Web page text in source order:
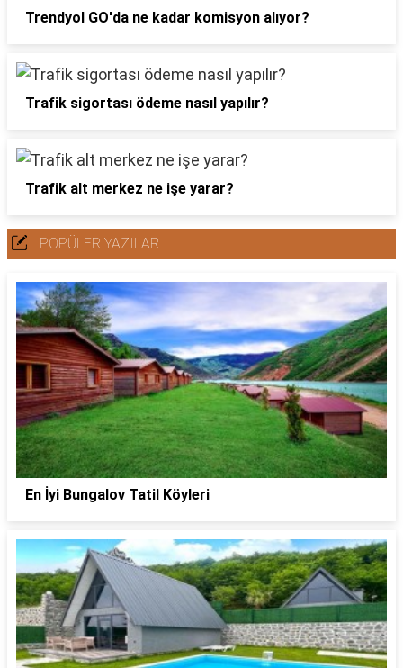
Trendyol GO'da ne kadar komisyon alıyor?
Trafik sigortası ödeme nasıl yapılır?
Trafik alt merkez ne işe yarar?
POPÜLER YAZILAR
En İyi Bungalov Tatil Köyleri